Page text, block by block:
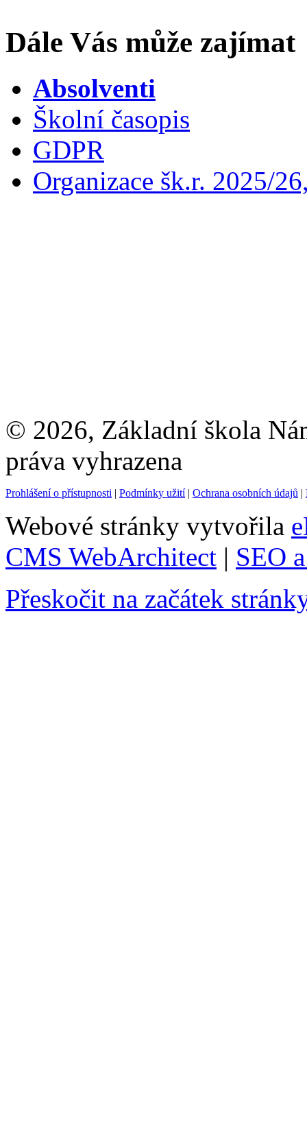
Dále Vás může zajímat
Absolventi
Školní časopis
GDPR
Organizace šk.r. 2025/
© 2026, Základní škola
práva vyhrazena
Prohlášení o přístupnosti | Podmínky užití| Ochrana osobních údajů |
Webové stránky vytvořila
CMS WebArchitect | SEO
Přeskočit na začátek